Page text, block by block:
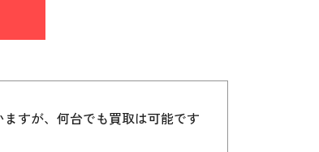
すが、何台でも買取は可能です